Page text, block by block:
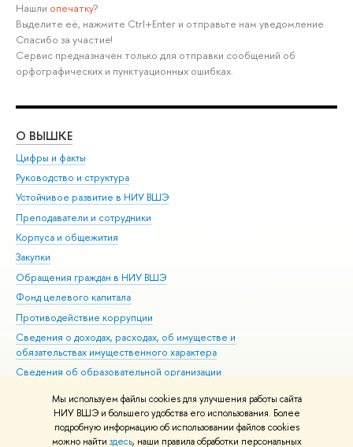
Мы используем файлы cookies для улучшения работы сайта
НИУ ВШЭ и большего удобства его использования. Более
подробную информацию об использовании файлов cookies
можно найти здесь, наши правила обработки персональных
Нашли опечатку?
Выделите её, нажмите Ctrl+Enter и отправьте нам уведомление.
Спасибо за участие!
Сервис предназначен только для отправки сообщений об
орфографических и пунктуационных ошибках.
О ВЫШКЕ
Цифры и факты
Руководство и структура
Устойчивое развитие в НИУ ВШЭ
Преподаватели и сотрудники
Корпуса и общежития
Закупки
Обращения граждан в НИУ ВШЭ
Фонд целевого капитала
Противодействие коррупции
Сведения о доходах, расходах, об имуществе и
обязательствах имущественного характера
Сведения об образовательной организации
Людям с ограниченными возможностями здоровья
Единая платежная страница
Работа в Вышке